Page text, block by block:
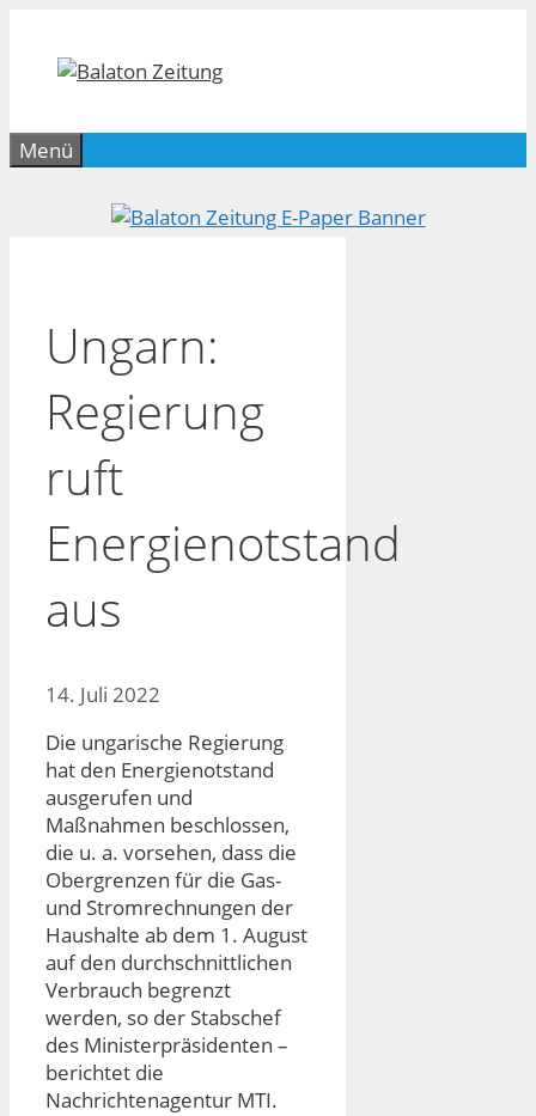
springen
Menü
Ungarn:
Regierung
ruft
Energienotstand
aus
14. Juli 2022
Die ungarische Regierung
hat den Energienotstand
ausgerufen und
Maßnahmen beschlossen,
die u. a. vorsehen, dass die
Obergrenzen für die Gas-
und Stromrechnungen der
Haushalte ab dem 1. August
auf den durchschnittlichen
Verbrauch begrenzt
werden, so der Stabschef
des Ministerpräsidenten –
berichtet die
Nachrichtenagentur MTI.